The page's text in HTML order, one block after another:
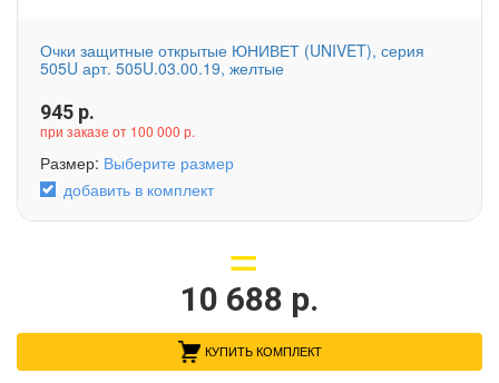
Очки защитные открытые ЮНИВЕТ (UNIVET), серия
505U арт. 505U.03.00.19, желтые
945 р.
при заказе от 100 000 р.
Размер: Выберите размер
добавить в комплект
10 688 р.
КУПИТЬ КОМПЛЕКТ